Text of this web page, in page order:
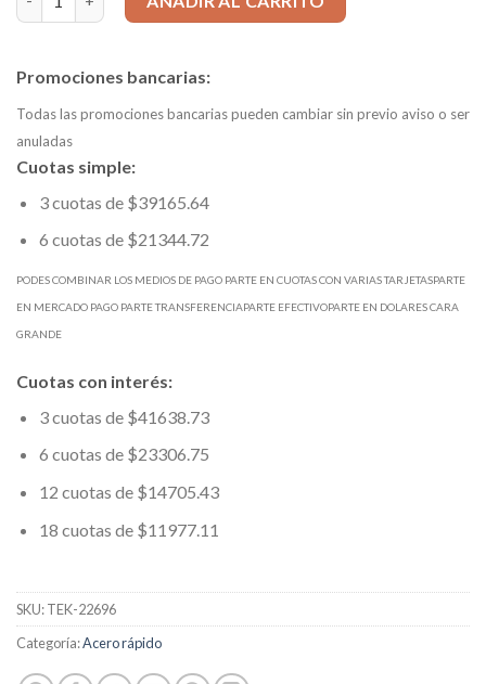
Promociones bancarias:
Todas las promociones bancarias pueden cambiar sin previo aviso o ser
anuladas
Cuotas simple:
3 cuotas de $39165.64
6 cuotas de $21344.72
PODES COMBINAR LOS MEDIOS DE PAGO PARTE EN CUOTAS CON VARIAS TARJETASPARTE
EN MERCADO PAGO PARTE TRANSFERENCIAPARTE EFECTIVOPARTE EN DOLARES CARA
GRANDE
Cuotas con interés:
3 cuotas de $41638.73
6 cuotas de $23306.75
12 cuotas de $14705.43
18 cuotas de $11977.11
SKU:TEK-22696
Categoría:Acero rápido